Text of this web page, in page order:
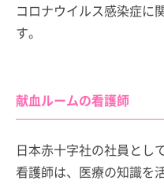
コロナウイルス感染症に
す。
献血ルームの看護師
日本赤十字社の社員とし
看護師は、医療の知識を